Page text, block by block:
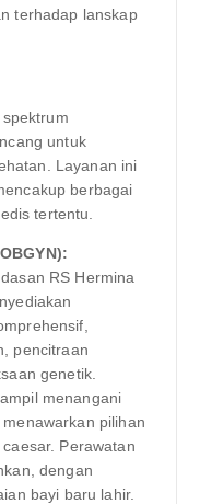
terhadap lanskap
untuk
Layanan ini
berbagai
tertentu.
RS Hermina
pencitraan
genetik.
menangani
pilihan
Perawatan
dengan
bayi baru lahir.